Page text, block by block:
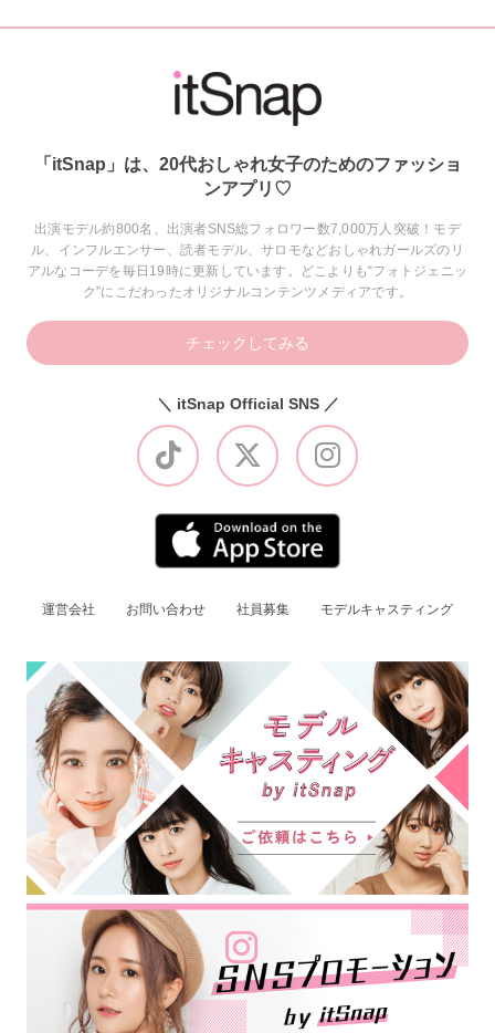
「itSnap」は、20代おしゃれ女子のためのファッショ
ンアプリ♡
出演モデル約800名、出演者SNS総フォロワー数7,000万人突破！モデ
ル、インフルエンサー、読者モデル、サロモなどおしゃれガールズのリ
アルなコーデを毎日19時に更新しています。どこよりも“フォトジェニッ
ク”にこだわったオリジナルコンテンツメディアです。
チェックしてみる
＼ itSnap Official SNS ／
運営会社 お問い合わせ 社員募集 モデルキャスティング